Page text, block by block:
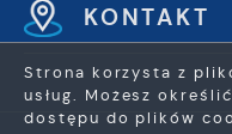
KONTAKT
Strona korzysta z
usług. Możesz
dostępu do plików